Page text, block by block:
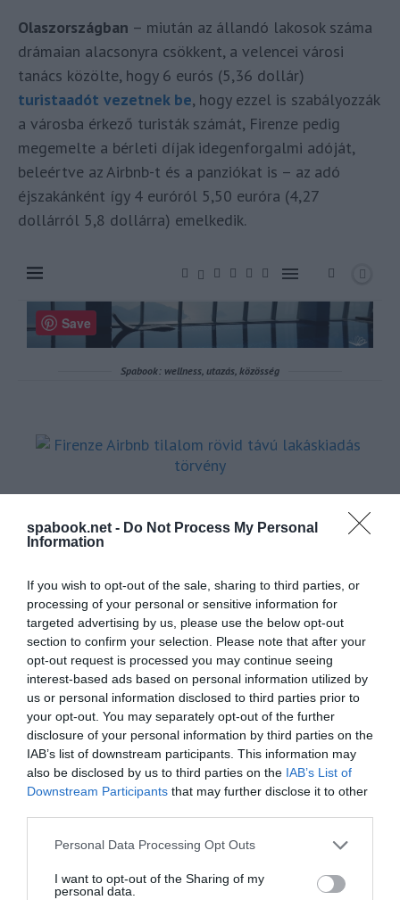
spabook.net - Do Not Process My Personal
Information
If you wish to opt-out of the sale, sharing to third parties, or
processing of your personal or sensitive information for
targeted advertising by us, please use the below opt-out
section to confirm your selection. Please note that after your
opt-out request is processed you may continue seeing
interest-based ads based on personal information utilized by
us or personal information disclosed to third parties prior to
your opt-out. You may separately opt-out of the further
disclosure of your personal information by third parties on the
IAB’s list of downstream participants. This information may
also be disclosed by us to third parties on the IAB’s List of
Downstream Participants that may further disclose it to other
Please note that this website/app uses one or more Google
not limited to your visit or usage behaviour. You may click to
grant or deny consent to Google and its third-party tags to
Personal Data Processing Opt Outs
I want to opt-out of the Sharing of my
personal data.
Olaszországban – miután az állandó lakosok száma
drámaian alacsonyra csökkent, a velencei városi
tanács közölte, hogy 6 eurós (5,36 dollár)
turistaadót vezetnek be, hogy ezzel is szabályozzák
a városba érkező turisták számát, Firenze pedig
megemelte a bérleti díjak idegenforgalmi adóját,
beleértve az Airbnb-t és a panziókat is – az adó
éjszakánként így 4 euróról 5,50 euróra (4,27
dollárról 5,8 dollárra) emelkedik.
Portugáliábanaz év elején Antonio Costa
miniszterelnök javasolta az Arany vízumprogram
megszüntetését, amely az Európai Unión kívüli
állampolgárok számára kínál tartózkodást a
gazdaságba történő befektetésekhez. Augusztusban
a kormány 2030-ig befagyasztotta az új engedélyek
kiadását, kivéve az alacsony népsűrűségűnek
minősített területeket.
Bár nem Európa, de New Yorkban egész konkrétan
elkezdték törölni a találati listából azon
szálláshelyek ezreit, amelyek nem kapták meg az